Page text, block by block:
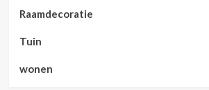
Raamdecoratie
Tuin
wonen